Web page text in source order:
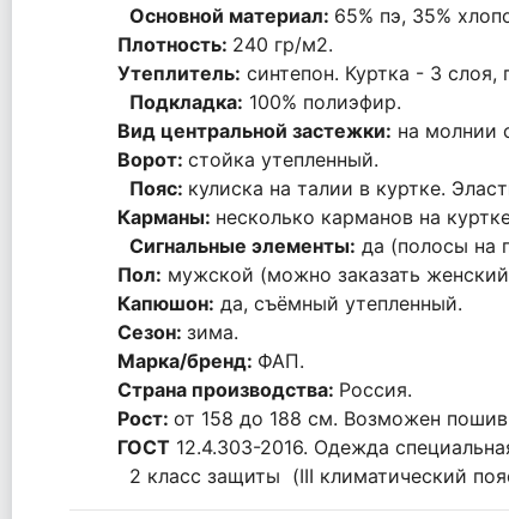
Основной материал: 65% пэ, 35%
Плотность: 240 гр/м2.
Утеплитель: синтепон. Куртка - 3
Подкладка: 100% полиэфир.
Вид центральной застежки: на молнии
Ворот: стойка утепленный.
Пояс: кулиска на талии в куртке.
Карманы: несколько карманов на
Сигнальные элементы: да (полосы на
Пол: мужской (можно заказать
Капюшон: да, съёмный утепленный.
Сезон: зима.
Марка/бренд: ФАП.
Страна производства: Россия.
Рост: от 158 до 188 см. Возможен пошив
ГОСТ 12.4.303-2016. Одежда
2 класс защиты (III климатический